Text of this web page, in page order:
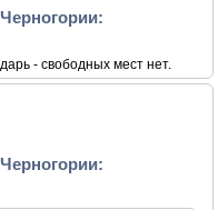
- свободных мест нет.